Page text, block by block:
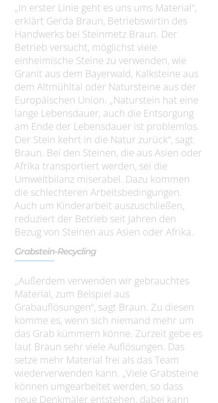
„In erster Linie geht es uns ums Material“,
erklärt Gerda Braun, Betriebswirtin des
Handwerks bei Steinmetz Braun. Der
Betrieb versucht, möglichst viele
einheimische Steine zu verwenden, wie
Granit aus dem Bayerwald, Kalksteine aus
dem Altmühltal oder Natursteine aus der
Europäischen Union. „Naturstein hat eine
lange Lebensdauer, auch die Entsorgung
am Ende der Lebensdauer ist problemlos.
Der Stein kehrt in die Natur zurück“, sagt
Braun. Bei den Steinen, die aus Asien oder
Afrika transportiert werden, sei die
Umweltbilanz miserabel. Dazu kommen
die schlechteren Arbeitsbedingungen.
Auch um Kinderarbeit auszuschließen,
reduziert der Betrieb seit Jahren den
Bezug von Steinen aus Asien oder Afrika.
Grabstein-Recycling
„Außerdem verwenden wir gebrauchtes
Material, zum Beispiel aus
Grabauflösungen“, sagt Braun. Zu diesen
komme es, wenn sich niemand mehr um
das Grab kümmern könne. Zurzeit gebe es
laut Braun sehr viele Auflösungen. Das
setze mehr Material frei als das Team
wiederverwenden kann. „Viele Grabsteine
können umgearbeitet werden, so dass
neue Denkmäler entstehen, dabei kann